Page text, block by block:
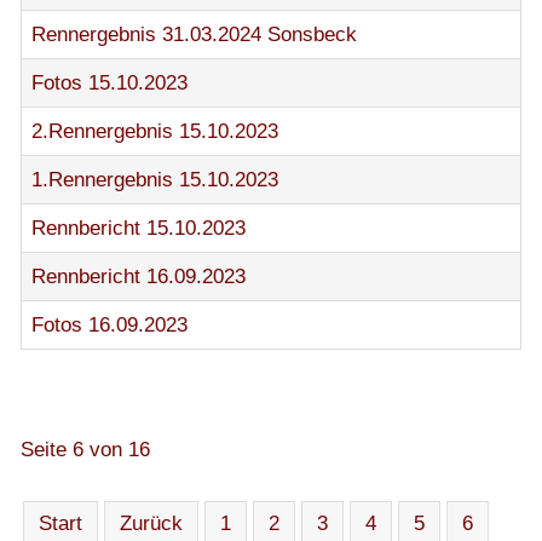
Rennergebnis 31.03.2024 Sonsbeck
Fotos 15.10.2023
2.Rennergebnis 15.10.2023
1.Rennergebnis 15.10.2023
Rennbericht 15.10.2023
Rennbericht 16.09.2023
Fotos 16.09.2023
Seite 6 von 16
Start Zurück 1 2 3 4 5 6